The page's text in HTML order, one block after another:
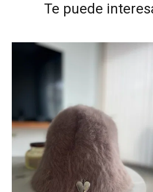
Te puede